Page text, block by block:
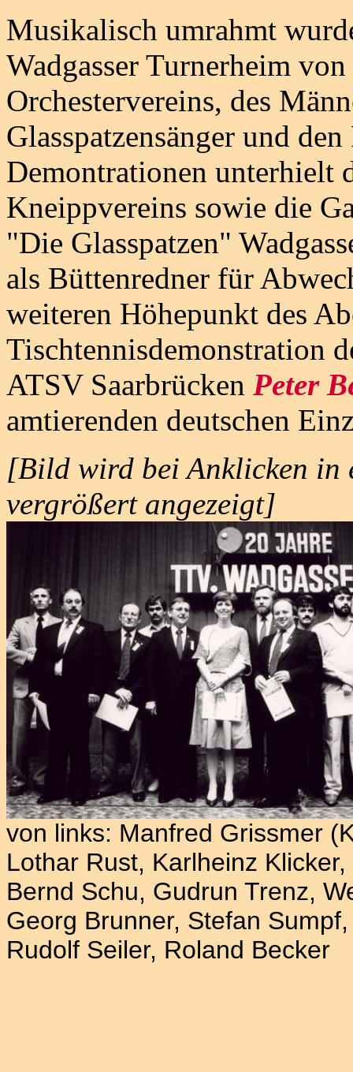
Musikalisch umrahmt
Wadgasser Turnerheim
Orchestervereins, des
Glasspatzensänger und
Demontrationen unterhielt
Kneippvereins sowie die
"Die Glasspatzen"
als Büttenredner für
weiteren Höhepunkt des
Tischtennisdemonstration
ATSV Saarbrücken Peter
amtierenden deutschen
[Bild wird bei Anklicken in
vergrößert angezeigt]
von links: Manfred Grissmer
Lothar Rust, Karlheinz Klicker,
Bernd Schu, Gudrun Trenz,
Georg Brunner, Stefan Sumpf,
Rudolf Seiler, Roland Becker